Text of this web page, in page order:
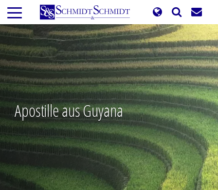
Direkt
zum
Inhalt
Apostille aus Guyana